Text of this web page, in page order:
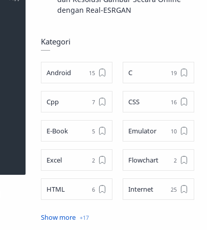
dengan Real-ESRGAN
Kategori
Android C
Cpp CSS
E-Book Emulator
Excel Flowchart
HTML Internet
Java